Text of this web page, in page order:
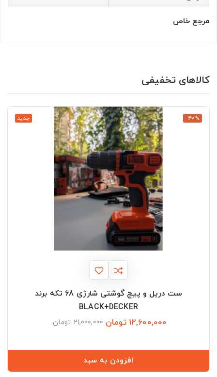
مرجع خاص
کالاهای تخفیفی
جدید ‎−40%
ست دریل و پیچ گوشتی شارژی 68 تکه برند
BLACK+DECKER
12,600,000 تومان 21,000,000 تومان
افزودن به سبد